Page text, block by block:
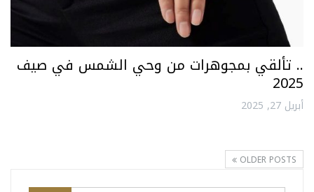
.. تألقي بمجوهرات من وحي الشمس في صيف
2025
أبريل 27, 2025
OLDER POSTS